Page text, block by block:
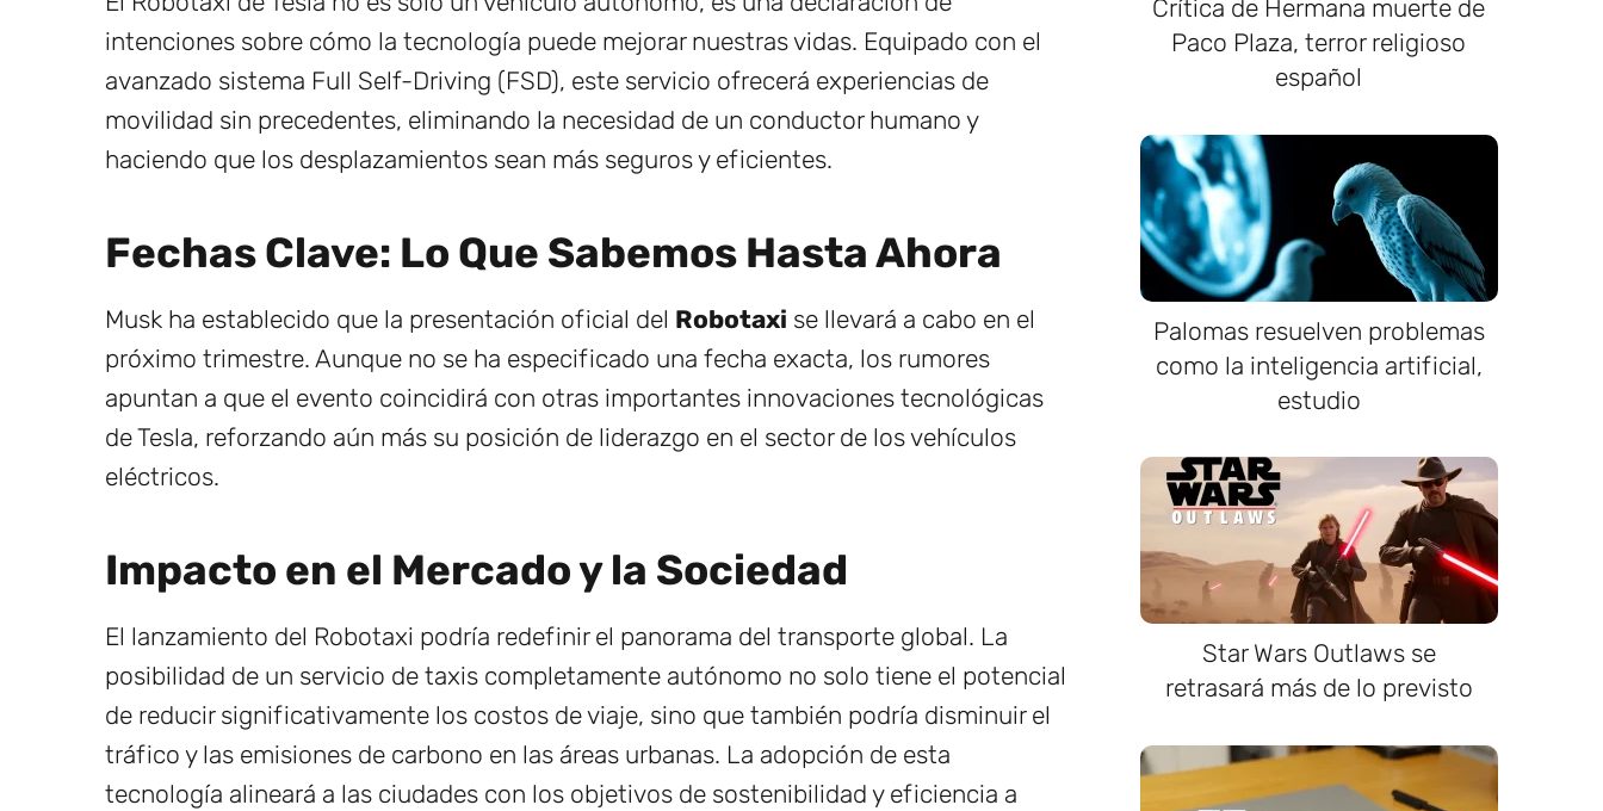
intenciones sobre cómo la tecnología puede mejorar nuestras vidas. Equipado con el
avanzado sistema Full Self-Driving (FSD), este servicio ofrecerá experiencias de
movilidad sin precedentes, eliminando la necesidad de un conductor humano y
haciendo que los desplazamientos sean más seguros y eficientes.
Fechas Clave: Lo Que Sabemos Hasta Ahora
Musk ha establecido que la presentación oficial del Robotaxi se llevará a cabo en el
próximo trimestre. Aunque no se ha especificado una fecha exacta, los rumores
apuntan a que el evento coincidirá con otras importantes innovaciones tecnológicas
de Tesla, reforzando aún más su posición de liderazgo en el sector de los vehículos
eléctricos.
Impacto en el Mercado y la Sociedad
El lanzamiento del Robotaxi podría redefinir el panorama del transporte global. La
posibilidad de un servicio de taxis completamente autónomo no solo tiene el potencial
de reducir significativamente los costos de viaje, sino que también podría disminuir el
tráfico y las emisiones de carbono en las áreas urbanas. La adopción de esta
tecnología alineará a las ciudades con los objetivos de sostenibilidad y eficiencia a
Crítica de Hermana muerte de
Paco Plaza, terror religioso
español
Palomas resuelven problemas
como la inteligencia artificial,
estudio
Star Wars Outlaws se
retrasará más de lo previsto